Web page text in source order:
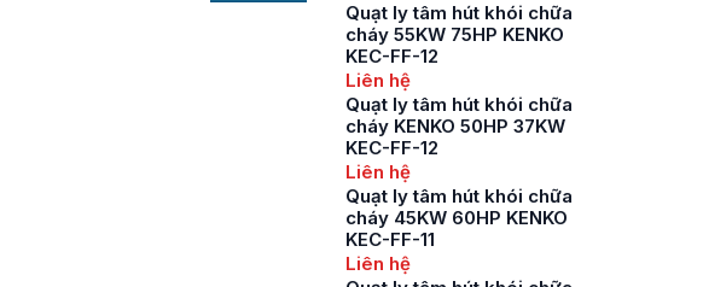
Quạt ly tâm hút khói chữa
cháy 55KW 75HP KENKO
KEC-FF-12
Liên hệ
Quạt ly tâm hút khói chữa
cháy KENKO 50HP 37KW
KEC-FF-12
Liên hệ
Quạt ly tâm hút khói chữa
cháy 45KW 60HP KENKO
KEC-FF-11
Liên hệ